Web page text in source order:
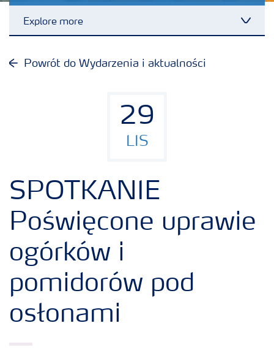
Explore more
Porady dotyczące wysiewu nawozów
Broszury Yara
Powrót do Wydarzenia i aktualności
29
LIS
SPOTKANIE
Poświęcone uprawie
ogórków i
pomidorów pod
osłonami